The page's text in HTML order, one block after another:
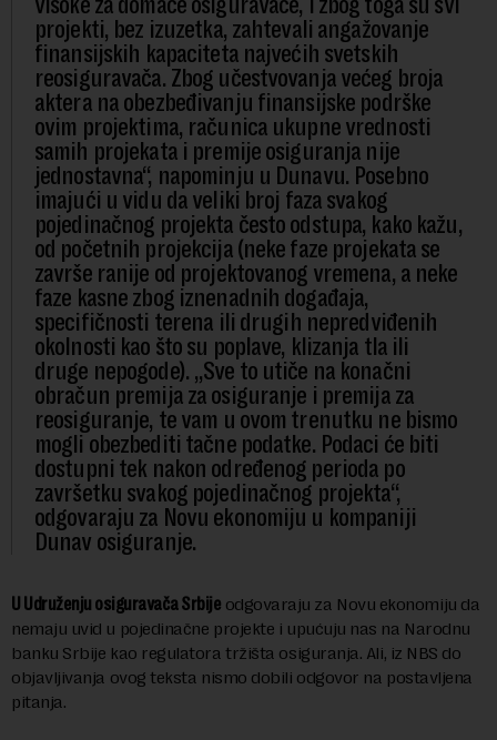
projekti, bez izuzetka, zahtevali angažovanje
finansijskih kapaciteta najvećih svetskih
reosiguravača. Zbog učestvovanja većeg broja
aktera na obezbeđivanju finansijske podrške
ovim projektima, računica ukupne vrednosti
samih projekata i premije osiguranja nije
jednostavna“, napominju u Dunavu. Posebno
imajući u vidu da veliki broj faza svakog
pojedinačnog projekta često odstupa, kako kažu,
od početnih projekcija (neke faze projekata se
završe ranije od projektovanog vremena, a neke
faze kasne zbog iznenadnih događaja,
specifičnosti terena ili drugih nepredviđenih
okolnosti kao što su poplave, klizanja tla ili
druge nepogode). „Sve to utiče na konačni
obračun premija za osiguranje i premija za
reosiguranje, te vam u ovom trenutku ne bismo
mogli obezbediti tačne podatke. Podaci će biti
dostupni tek nakon određenog perioda po
završetku svakog pojedinačnog projekta“,
odgovaraju za Novu ekonomiju u kompaniji
Dunav osiguranje.
U Udruženju osiguravača Srbije odgovaraju za Novu ekonomiju da
nemaju uvid u pojedinačne projekte i upućuju nas na Narodnu
banku Srbije kao regulatora tržišta osiguranja. Ali, iz NBS do
objavljivanja ovog teksta nismo dobili odgovor na postavljena
pitanja.